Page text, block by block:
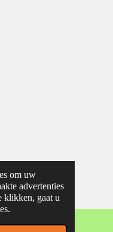
om uw
advertenties
klikken, gaat u